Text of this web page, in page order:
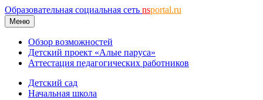
Образовательная социальная сеть nsportal.ru
Меню
Обзор возможностей
Детский проект «Алые паруса»
Аттестация педагогических работников
Детский сад
Начальная школа